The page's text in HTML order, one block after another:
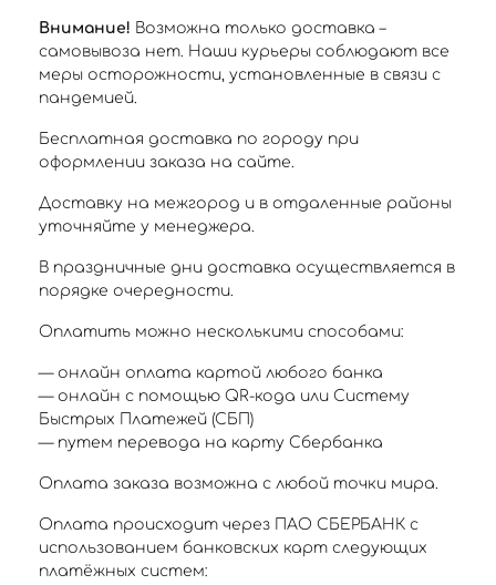
Внимание! Возможна только доставка –
самовывоза нет. Наши курьеры соблюдают все
меры осторожности, установленные в связи с
пандемией.
Бесплатная доставка по городу при
оформлении заказа на сайте.
Доставку на межгород и в отдаленные районы
уточняйте у менеджера.
В праздничные дни доставка осуществляется в
порядке очередности.
Оплатить можно несколькими способами:
— онлайн оплата картой любого банка
— онлайн с помощью QR-кода или Систему
Быстрых Платежей (СБП)
— путем перевода на карту Сбербанка
Оплата заказа возможна с любой точки мира.
Оплата происходит через ПАО СБЕРБАНК с
использованием банковских карт следующих
платёжных систем: